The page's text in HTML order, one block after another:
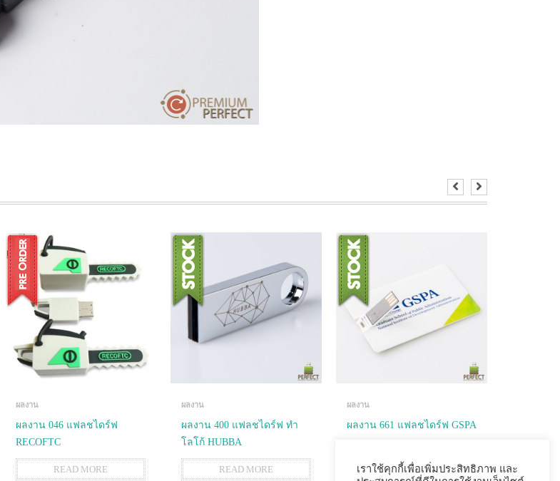
ผลงาน
ผลงาน 046 แฟลชไดร์ฟ
RECOFTC
READ MORE
ผลงาน
ผลงาน 400 แฟลชไดร์ฟ ทำ
โลโก้ HUBBA
READ MORE
ผลงาน
ผลงาน 661 แฟลชไดร์ฟ GSPA
READ MORE
เราใช้คุกกี้เพื่อเพิ่มประสิทธิภาพ และ